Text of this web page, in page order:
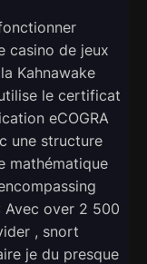
casino de jeux
Kahnawake
le certificat
eCOGRA
une structure
mathématique
over 2 500
, snort
je du presque